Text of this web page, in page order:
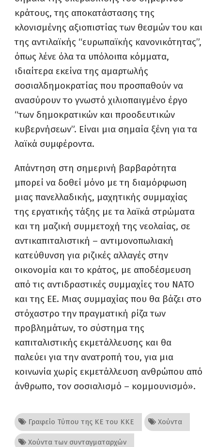
κράτους, της αποκατάστασης της
κλονισμένης αξιοπιστίας των θεσμών του και
της αντιλαϊκής “ευρωπαϊκής κανονικότητας”,
όπως λένε όλα τα υπόλοιπα κόμματα,
ιδιαίτερα εκείνα της αμαρτωλής
σοσιαλδημοκρατίας που προσπαθούν να
ανασύρουν το γνωστό χιλιοπαιγμένο έργο
“των δημοκρατικών και προοδευτικών
κυβερνήσεων”. Είναι μια σημαία ξένη για τα
λαϊκά συμφέροντα.
Απάντηση στη σημερινή βαρβαρότητα
μπορεί να δοθεί μόνο με τη διαμόρφωση
μιας πανελλαδικής, μαχητικής συμμαχίας
της εργατικής τάξης με τα λαϊκά στρώματα
και τη μαζική συμμετοχή της νεολαίας, σε
αντικαπιταλιστική – αντιμονοπωλιακή
κατεύθυνση για ριζικές αλλαγές στην
οικονομία και το κράτος, με αποδέσμευση
από τις αντιδραστικές συμμαχίες του ΝΑΤΟ
και της ΕΕ. Μιας συμμαχίας που θα βάζει στο
στόχαστρο την πραγματική ρίζα των
προβλημάτων, το σύστημα της
καπιταλιστικής εκμετάλλευσης και θα
παλεύει για την ανατροπή του, για μια
κοινωνία χωρίς εκμετάλλευση ανθρώπου από
άνθρωπο, τον σοσιαλισμό – κομμουνισμό».
Γραφείο Τύπου της ΚΕ του ΚΚΕ Χούντα
Χούντα των συνταγματαρχών